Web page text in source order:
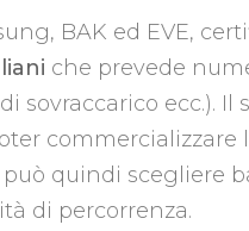
BAK ed EVE,
che prevede
sovraccarico ecc.). Il
commercializzare
quindi scegliere
di percorrenza.